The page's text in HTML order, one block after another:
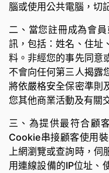
腦或使用公共電腦，切
二、當您註冊成為會
訊，包括：姓名、住址
料。非經您的事先同意
不會向任何第三人揭露
將依嚴格安全保密準則
您其他商業活動及有關
三、為提供最符合顧
Cookie串接顧客使用
上網瀏覽或查詢時，伺
用連線設備的IP位址、